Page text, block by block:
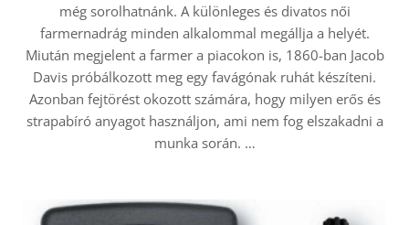
még sorolhatnánk. A különleges és divatos női
farmernadrág minden alkalommal megállja a helyét.
Miután megjelent a farmer a piacokon is, 1860-ban Jacob
Davis próbálkozott meg egy favágónak ruhát készíteni.
Azonban fejtörést okozott számára, hogy milyen erős és
strapabíró anyagot használjon, ami nem fog elszakadni a
munka során. …